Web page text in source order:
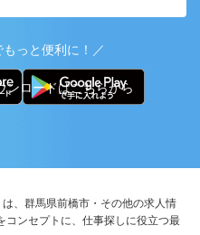
っと便利に！／
ンロードはこちらから
、群馬県前橋市・その他の求人情
コンセプトに、仕事探しに役立つ最